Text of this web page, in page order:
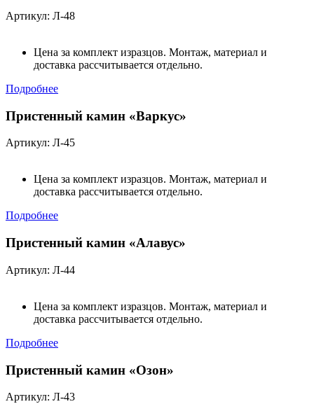
Артикул: Л-48
Цена за комплект изразцов. Монтаж, материал и
доставка рассчитывается отдельно.
Подробнее
Пристенный камин «Варкус»
Артикул: Л-45
Цена за комплект изразцов. Монтаж, материал и
доставка рассчитывается отдельно.
Подробнее
Пристенный камин «Алавус»
Артикул: Л-44
Цена за комплект изразцов. Монтаж, материал и
доставка рассчитывается отдельно.
Подробнее
Пристенный камин «Озон»
Артикул: Л-43